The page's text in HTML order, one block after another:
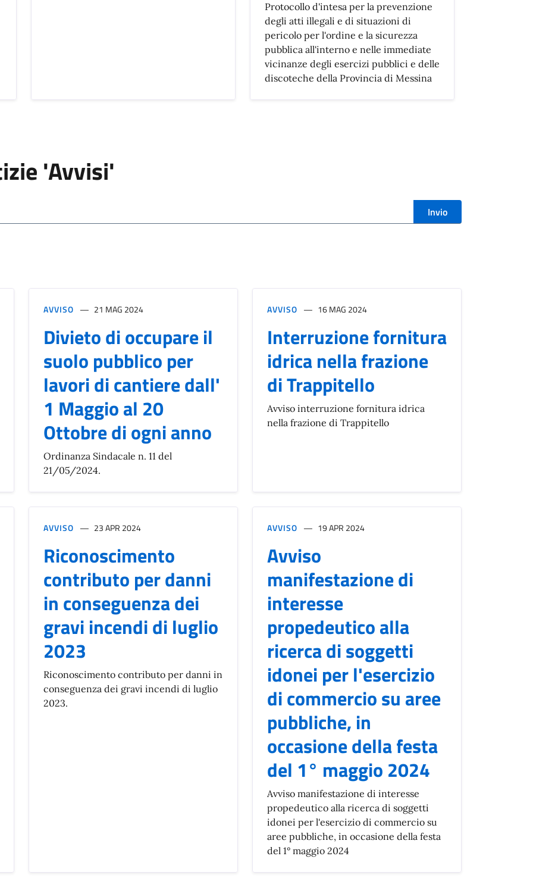
Protocollo d'intesa per la prevenzione
degli atti illegali e di situazioni di
pericolo per l'ordine e la sicurezza
pubblica all'interno e nelle immediate
vicinanze degli esercizi pubblici e delle
discoteche della Provincia di Messina
'Avvisi'
Invio
AVVISO 21 MAG 2024
Divieto di occupare il
suolo pubblico per
lavori di cantiere dall'
1 Maggio al 20
Ottobre di ogni anno
Ordinanza Sindacale n. 11 del
21/05/2024.
AVVISO 16 MAG 2024
Interruzione fornitura
idrica nella frazione
di Trappitello
Avviso interruzione fornitura idrica
nella frazione di Trappitello
AVVISO 23 APR 2024
Riconoscimento
contributo per danni
in conseguenza dei
gravi incendi di luglio
2023
Riconoscimento contributo per danni in
conseguenza dei gravi incendi di luglio
2023.
AVVISO 19 APR 2024
Avviso
manifestazione di
interesse
propedeutico alla
ricerca di soggetti
idonei per l'esercizio
di commercio su aree
pubbliche, in
occasione della festa
del 1° maggio 2024
Avviso manifestazione di interesse
propedeutico alla ricerca di soggetti
idonei per l'esercizio di commercio su
aree pubbliche, in occasione della festa
del 1° maggio 2024